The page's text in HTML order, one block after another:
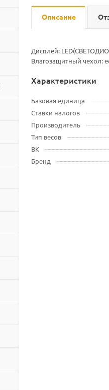
Описание
Дисплей:
Влагозащитный чехол:
Характеристики
Базовая единица
Ставки налогов
Производитель
Тип весов
ВК
Бренд